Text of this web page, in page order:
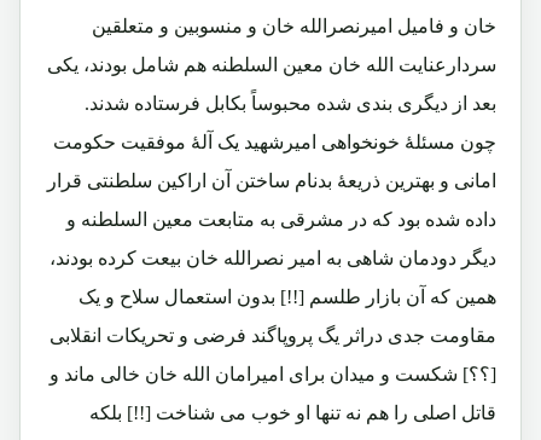
خان و فامیل امیرنصرالله خان و منسوبین و متعلقین
سردارعنایت الله خان معین السلطنه هم شامل بودند، یکی
بعد از دیگری بندی شده محبوساً بکابل فرستاده شدند.
چون مسئلۀ خونخواهی امیرشهید یک آلۀ موفقیت حکومت
امانی و بهترین ذریعۀ بدنام ساختن آن اراکین سلطنتی قرار
داده شده بود که در مشرقی به متابعت معین السلطنه و
دیگر دودمان شاهی به امیر نصرالله خان بیعت کرده بودند،
همین که آن بازار طلسم [!!] بدون استعمال سلاح و یک
مقاومت جدی دراثر یگ پروپاگند فرضی و تحریکات انقلابی
[؟؟] شکست و میدان برای امیرامان الله خان خالی ماند و
قاتل اصلی را هم نه تنها او خوب می شناخت [!!] بلکه